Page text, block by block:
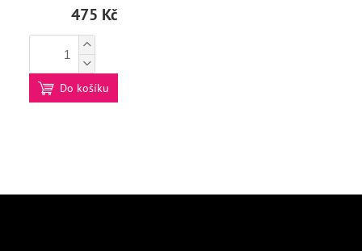
475 Kč
Do košíku